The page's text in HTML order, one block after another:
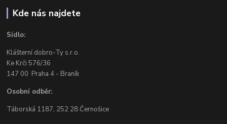
Kde nás najdete
Sídlo:
Klášterní dobro-Ty s.r.o.
Ke Krči 576/36
147 00 Praha 4 - Braník
Osobní odběr:
Táborská 1187, 252 28 Černošice